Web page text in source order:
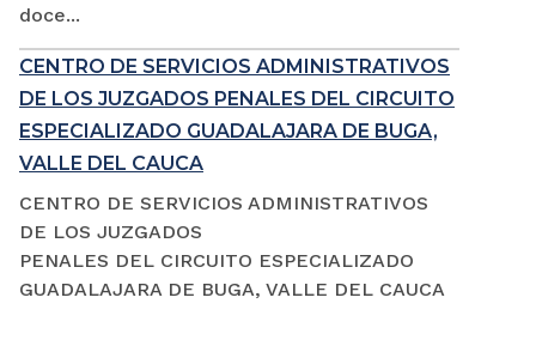
doce...
CENTRO DE SERVICIOS ADMINISTRATIVOS
DE LOS JUZGADOS PENALES DEL CIRCUITO
ESPECIALIZADO GUADALAJARA DE BUGA,
VALLE DEL CAUCA
CENTRO DE SERVICIOS ADMINISTRATIVOS
DE LOS JUZGADOS
PENALES DEL CIRCUITO ESPECIALIZADO
GUADALAJARA DE BUGA, VALLE DEL CAUCA